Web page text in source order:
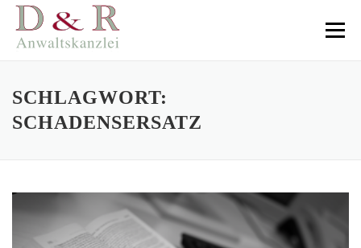
Direkt
Inhalt
Menü
SCHLAGWORT:
SCHADENSERSATZ